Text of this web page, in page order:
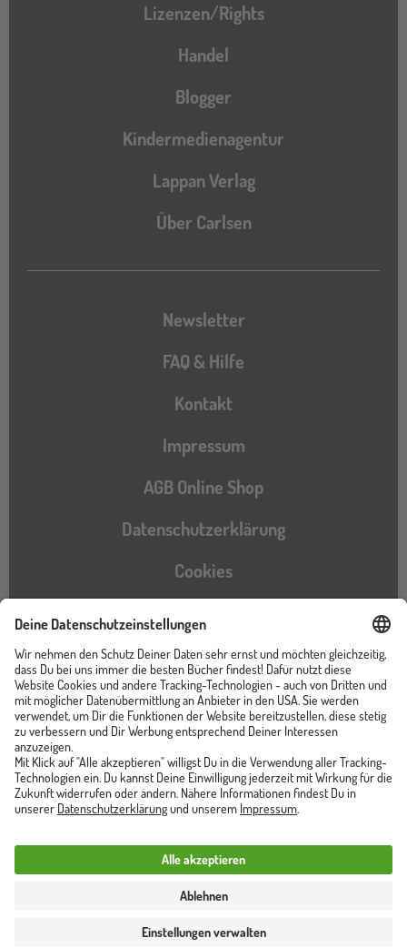
Lizenzen/Rights
Handel
Blogger
Kindermedienagentur
Lappan Verlag
Über Carlsen
Newsletter
FAQ & Hilfe
Kontakt
Impressum
AGB Online Shop
Datenschutzerklärung
Cookies
Barrierefreiheitserklärung
Instagram
TikTokPinterestYouTubeFacebook
Unser Shop ist von
Trusted Shops zertifiziert
Vertrag widerrufen